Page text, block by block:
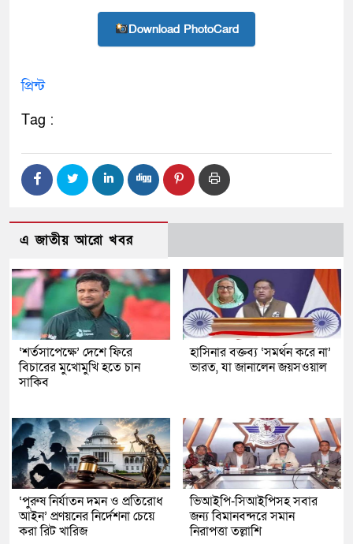
Download PhotoCard
প্রিন্ট
Tag :
এ জাতীয় আরো খবর
‘শর্তসাপেক্ষে’ দেশে ফিরে
বিচারের মুখোমুখি হতে চান
সাকিব
হাসিনার বক্তব্য ‘সমর্থন করে না’
ভারত, যা জানালেন জয়সওয়াল
‘পুরুষ নির্যাতন দমন ও প্রতিরোধ
আইন’ প্রণয়নের নির্দেশনা চেয়ে
করা রিট খারিজ
ভিআইপি-সিআইপিসহ সবার
জন্য বিমানবন্দরে সমান
নিরাপত্তা তল্লাশি